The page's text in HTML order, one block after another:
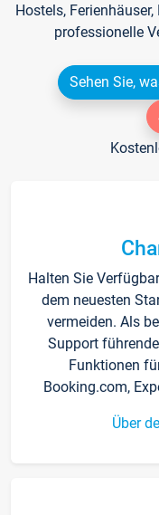
Hostels,
professionelle
Sehen Sie,
Halten Sie
dem neuesten
vermeiden. Als
Support
Funktionen
Booking.com,
Über